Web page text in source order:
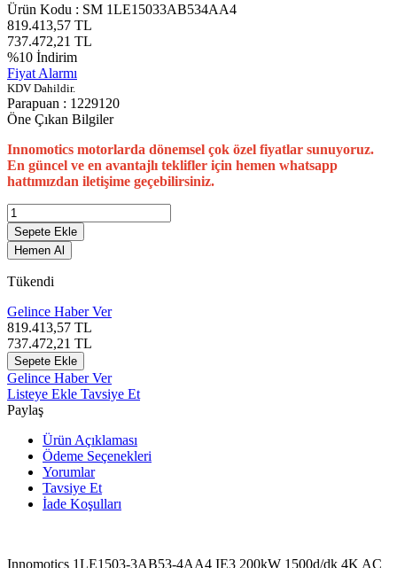
Ürün Kodu : SM 1LE15033AB534AA4
819.413,57 TL
737.472,21 TL
%10 İndirim
Fiyat Alarmı
KDV Dahildir.
Parapuan : 1229120
Öne Çıkan Bilgiler
Innomotics motorlarda dönemsel çok özel fiyatlar sunuyoruz.
En güncel ve en avantajlı teklifler için hemen whatsapp
hattımızdan iletişime geçebilirsiniz.
Sepete Ekle
Hemen Al
Tükendi
Gelince Haber Ver
819.413,57 TL
737.472,21 TL
Sepete Ekle
Gelince Haber Ver
Listeye Ekle Tavsiye Et
Paylaş
Ürün Açıklaması
Ödeme Seçenekleri
Yorumlar
Tavsiye Et
İade Koşulları
Innomotics 1LE1503-3AB53-4AA4 IE3 200kW 1500d/dk 4K AC